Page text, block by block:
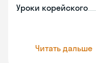
Уроки корейского
Читать дальше